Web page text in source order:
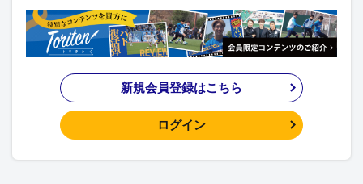
新規会員登録はこちら
ログイン